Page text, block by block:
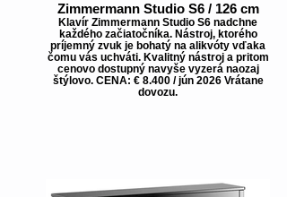
Zimmermann Studio S6 / 126 cm
Klavír Zimmermann Studio S6 nadchne
každého začiatočníka. Nástroj, ktorého
príjemný zvuk je bohatý na alikvóty vďaka
čomu vás uchváti. Kvalitný nástroj a pritom
cenovo dostupný navyše vyzerá naozaj
štýlovo. CENA: € 8.400 / jún 2026 Vrátane
dovozu.